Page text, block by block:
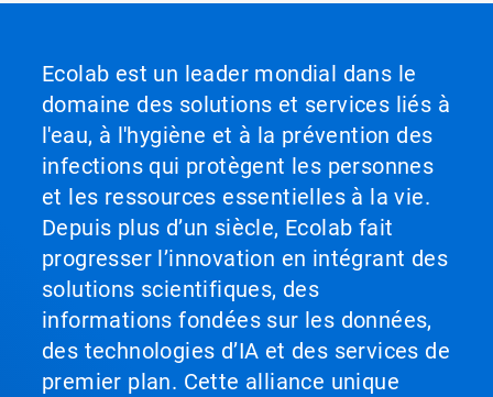
Ecolab est un leader mondial dans le
domaine des solutions et services liés à
l'eau, à l'hygiène et à la prévention des
infections qui protègent les personnes
et les ressources essentielles à la vie.
Depuis plus d’un siècle, Ecolab fait
progresser l’innovation en intégrant des
solutions scientifiques, des
informations fondées sur les données,
des technologies d’IA et des services de
premier plan. Cette alliance unique